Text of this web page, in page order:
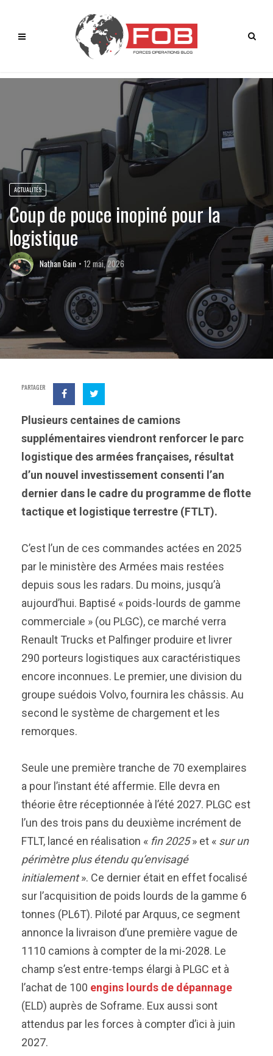
ACTUALITÉS
Coup de pouce inopiné pour la
logistique
Nathan Gain 12 mai, 2026
PARTAGER
Plusieurs centaines de camions
supplémentaires viendront renforcer le parc
logistique des armées françaises, résultat
d’un nouvel investissement consenti l’an
dernier dans le cadre du programme de flotte
tactique et logistique terrestre (FTLT).
C’est l’un de ces commandes actées en 2025
par le ministère des Armées mais restées
depuis sous les radars. Du moins, jusqu’à
aujourd’hui. Baptisé « poids-lourds de gamme
commerciale » (ou PLGC), ce marché verra
Renault Trucks et Palfinger produire et livrer
290 porteurs logistiques aux caractéristiques
encore inconnues. Le premier, une division du
groupe suédois Volvo, fournira les châssis. Au
second le système de chargement et les
remorques.
Seule une première tranche de 70 exemplaires
a pour l’instant été affermie. Elle devra en
théorie être réceptionnée à l’été 2027. PLGC est
l’un des trois pans du deuxième incrément de
FTLT, lancé en réalisation « fin 2025» et « sur un
périmètre plus étendu qu’envisagé
initialement». Ce dernier était en effet focalisé
sur l’acquisition de poids lourds de la gamme 6
tonnes (PL6T). Piloté par Arquus, ce segment
annonce la livraison d’une première vague de
1110 camions à compter de la mi-2028. Le
champ s’est entre-temps élargi à PLGC et à
l’achat de 100 engins lourds de dépannage
(ELD) auprès de Soframe. Eux aussi sont
attendus par les forces à compter d’ici à juin
2027.